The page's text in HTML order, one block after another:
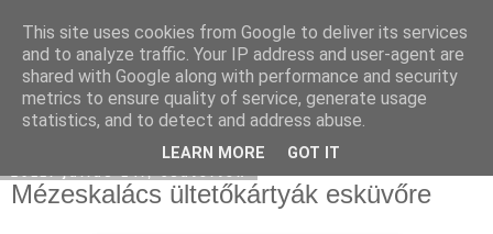
Moha Konyha
Mézeskalács ültetőkártyák esküvőre
This site uses cookies from Google to deliver its services
and to analyze traffic. Your IP address and user-agent are
shared with Google along with performance and security
metrics to ensure quality of service, generate usage
statistics, and to detect and address abuse.
LEARN MORE GOT IT